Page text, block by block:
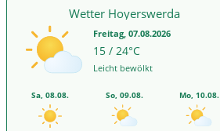
Wetter Hoyerswerda
Freitag, 07.08.2026
15 / 24°C
Leicht bewölkt
Sa, 08.08. So, 09.08. Mo, 10.08.